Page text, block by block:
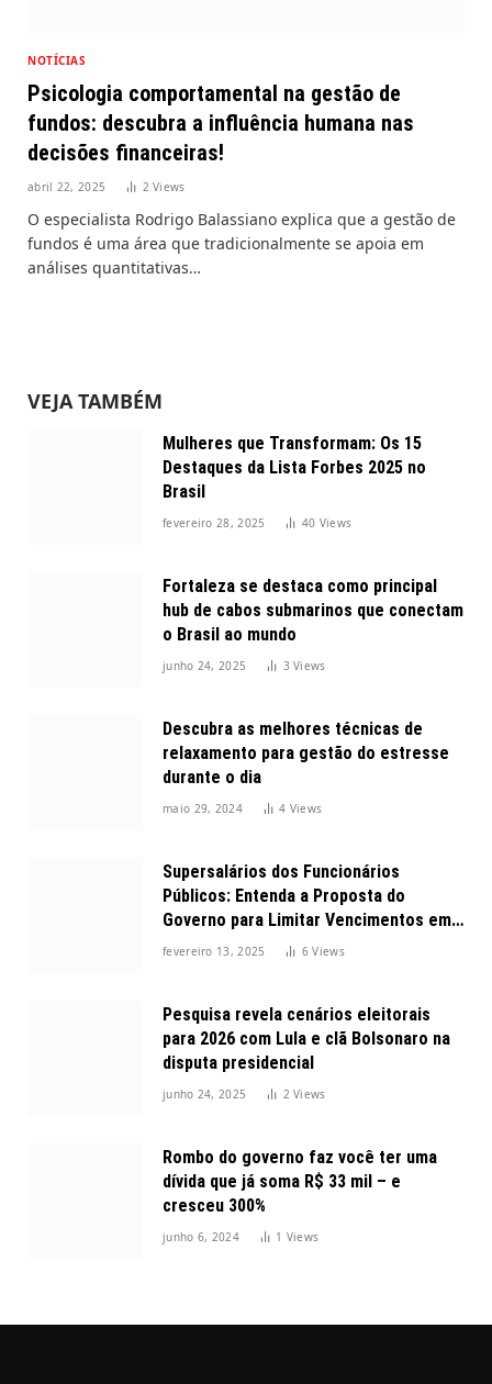
NOTÍCIAS
Psicologia comportamental na gestão de
fundos: descubra a influência humana nas
decisões financeiras!
abril 22, 2025 2Views
O especialista Rodrigo Balassiano explica que a gestão de
fundos é uma área que tradicionalmente se apoia em
análises quantitativas…
VEJA TAMBÉM
Mulheres que Transformam: Os 15
Destaques da Lista Forbes 2025 no
Brasil
fevereiro 28, 2025 40 Views
Fortaleza se destaca como principal
hub de cabos submarinos que conectam
o Brasil ao mundo
junho 24, 2025 3Views
Descubra as melhores técnicas de
relaxamento para gestão do estresse
durante o dia
maio 29, 2024 4 Views
Supersalários dos Funcionários
Públicos: Entenda a Proposta do
Governo para Limitar Vencimentos em
2025
fevereiro 13, 2025 6Views
Pesquisa revela cenários eleitorais
para 2026 com Lula e clã Bolsonaro na
disputa presidencial
junho 24, 2025 2Views
Rombo do governo faz você ter uma
dívida que já soma R$ 33 mil – e
cresceu 300%
junho 6, 2024 1 Views